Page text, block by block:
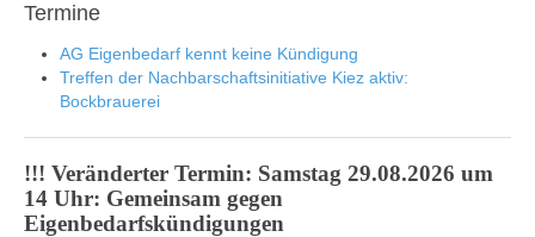
Termine
AG Eigenbedarf kennt keine Kündigung
Treffen der Nachbarschaftsinitiative Kiez aktiv:
Bockbrauerei
!!! Veränderter Termin: Samstag 29.08.2026 um
14 Uhr: Gemeinsam gegen
Eigenbedarfskündigungen